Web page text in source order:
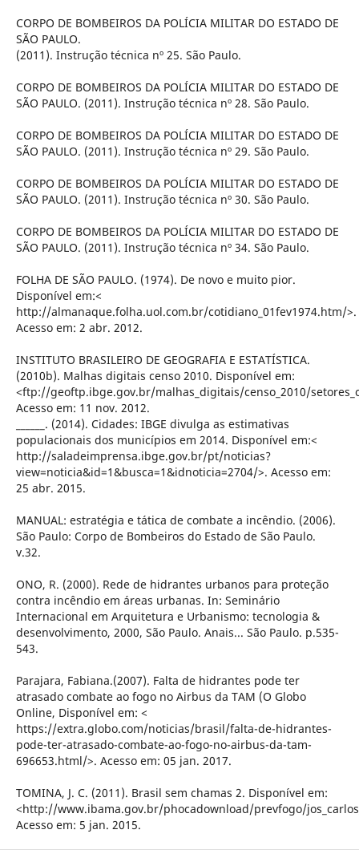
CORPO DE BOMBEIROS DA POLÍCIA MILITAR DO ESTADO DE
SÃO PAULO.
(2011). Instrução técnica nº 25. São Paulo.
CORPO DE BOMBEIROS DA POLÍCIA MILITAR DO ESTADO DE
SÃO PAULO. (2011). Instrução técnica nº 28. São Paulo.
CORPO DE BOMBEIROS DA POLÍCIA MILITAR DO ESTADO DE
SÃO PAULO. (2011). Instrução técnica nº 29. São Paulo.
CORPO DE BOMBEIROS DA POLÍCIA MILITAR DO ESTADO DE
SÃO PAULO. (2011). Instrução técnica nº 30. São Paulo.
CORPO DE BOMBEIROS DA POLÍCIA MILITAR DO ESTADO DE
SÃO PAULO. (2011). Instrução técnica nº 34. São Paulo.
FOLHA DE SÃO PAULO. (1974). De novo e muito pior.
Disponível em:<
http://almanaque.folha.uol.com.br/cotidiano_01fev1974.htm/>.
Acesso em: 2 abr. 2012.
INSTITUTO BRASILEIRO DE GEOGRAFIA E ESTATÍSTICA.
(2010b). Malhas digitais censo 2010. Disponível em:
<ftp://geoftp.ibge.gov.br/malhas_digitais/censo_2010/
Acesso em: 11 nov. 2012.
______. (2014). Cidades: IBGE divulga as estimativas
populacionais dos municípios em 2014. Disponível em:<
http://saladeimprensa.ibge.gov.br/pt/noticias?
view=noticia&id=1&busca=1&idnoticia=2704/>. Acesso em:
25 abr. 2015.
MANUAL: estratégia e tática de combate a incêndio. (2006).
São Paulo: Corpo de Bombeiros do Estado de São Paulo.
v.32.
ONO, R. (2000). Rede de hidrantes urbanos para proteção
contra incêndio em áreas urbanas. In: Seminário
Internacional em Arquitetura e Urbanismo: tecnologia &
desenvolvimento, 2000, São Paulo. Anais... São Paulo. p.535-
543.
Parajara, Fabiana.(2007). Falta de hidrantes pode ter
atrasado combate ao fogo no Airbus da TAM (O Globo
Online, Disponível em: <
https://extra.globo.com/noticias/brasil/falta-de-hidrantes-
pode-ter-atrasado-combate-ao-fogo-no-airbus-da-tam-
696653.html/>. Acesso em: 05 jan. 2017.
TOMINA, J. C. (2011). Brasil sem chamas 2. Disponível em:
<http://www.ibama.gov.br/phocadownload/prevfogo/
Acesso em: 5 jan. 2015.